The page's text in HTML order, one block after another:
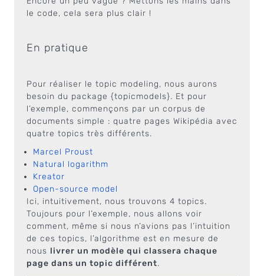
le code, cela sera plus clair !
En pratique
Pour réaliser le topic modeling, nous aurons
besoin du package {topicmodels}. Et pour
l’exemple, commençons par un corpus de
documents simple : quatre pages Wikipédia avec
quatre topics très différents.
Marcel Proust
Natural logarithm
Kreator
Open-source model
Ici, intuitivement, nous trouvons 4 topics.
Toujours pour l’exemple, nous allons voir
comment, même si nous n’avions pas l’intuition
de ces topics, l’algorithme est en mesure de
nous livrer un modèle qui classera chaque
page dans un topic différent.